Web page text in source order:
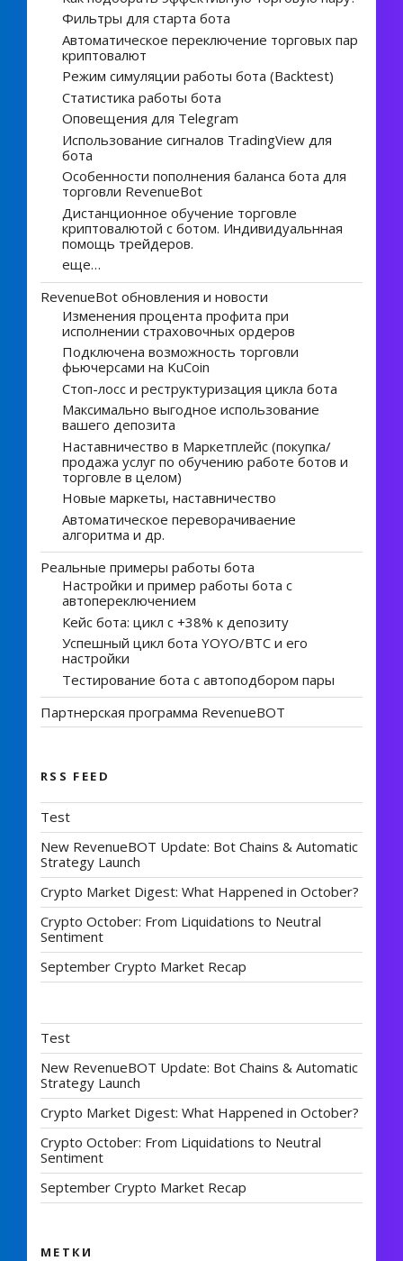
Фильтры для старта бота
Автоматическое переключение торговых пар
криптовалют
Режим симуляции работы бота (Backtest)
Статистика работы бота
Оповещения для Telegram
Использование сигналов TradingView для
бота
Особенности пополнения баланса бота для
торговли RevenueBot
Дистанционное обучение торговле
криптовалютой с ботом. Индивидуальнная
помощь трейдеров.
еще…
RevenueBot обновления и новости
Изменения процента профита при
исполнении страховочных ордеров
Подключена возможность торговли
фьючерсами на KuCoin
Стоп-лосс и реструктуризация цикла бота
Максимально выгодное использование
вашего депозита
Наставничество в Маркетплейс (покупка/
продажа услуг по обучению работе ботов и
торговле в целом)
Новые маркеты, наставничество
Автоматическое переворачиваение
алгоритма и др.
Реальные примеры работы бота
Настройки и пример работы бота с
автопереключением
Кейс бота: цикл с +38% к депозиту
Успешный цикл бота YOYO/BTC и его
настройки
Тестирование бота с автоподбором пары
Партнерская программа RevenueBOT
RSS FEED
Test
New RevenueBOT Update: Bot Chains & Automatic
Strategy Launch
Crypto Market Digest: What Happened in October?
Crypto October: From Liquidations to Neutral
Sentiment
September Crypto Market Recap
Test
New RevenueBOT Update: Bot Chains & Automatic
Strategy Launch
Crypto Market Digest: What Happened in October?
Crypto October: From Liquidations to Neutral
Sentiment
September Crypto Market Recap
МЕТКИ